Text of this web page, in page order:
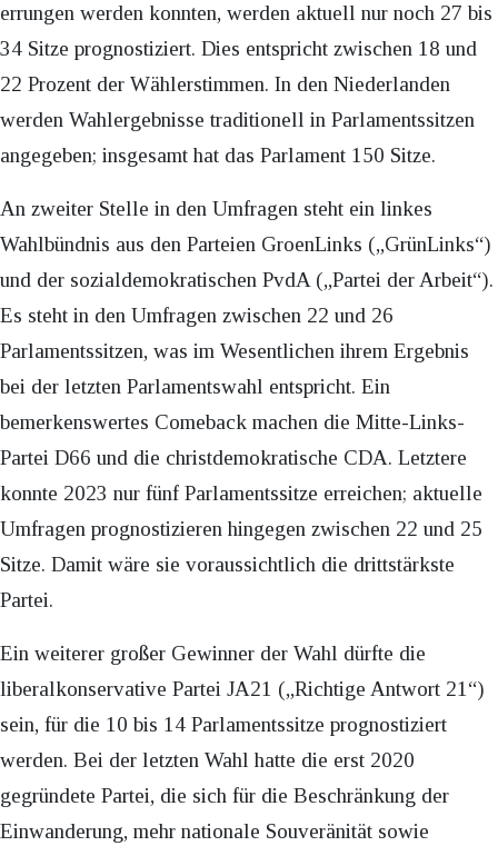
errungen werden konnten, werden aktuell nur noch 27 bis
34 Sitze prognostiziert. Dies entspricht zwischen 18 und
22 Prozent der Wählerstimmen. In den Niederlanden
werden Wahlergebnisse traditionell in Parlamentssitzen
angegeben; insgesamt hat das Parlament 150 Sitze.
An zweiter Stelle in den Umfragen steht ein linkes
Wahlbündnis aus den Parteien GroenLinks („GrünLinks“)
und der sozialdemokratischen PvdA („Partei der Arbeit“).
Es steht in den Umfragen zwischen 22 und 26
Parlamentssitzen, was im Wesentlichen ihrem Ergebnis
bei der letzten Parlamentswahl entspricht. Ein
bemerkenswertes Comeback machen die Mitte-Links-
Partei D66 und die christdemokratische CDA. Letztere
konnte 2023 nur fünf Parlamentssitze erreichen; aktuelle
Umfragen prognostizieren hingegen zwischen 22 und 25
Sitze. Damit wäre sie voraussichtlich die drittstärkste
Partei.
Ein weiterer großer Gewinner der Wahl dürfte die
liberalkonservative Partei JA21 („Richtige Antwort 21“)
sein, für die 10 bis 14 Parlamentssitze prognostiziert
werden. Bei der letzten Wahl hatte die erst 2020
gegründete Partei, die sich für die Beschränkung der
Einwanderung, mehr nationale Souveränität sowie